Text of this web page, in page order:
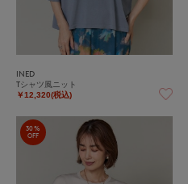
INED
Tシャツ風ニット
￥12,320(税込)
30%
OFF